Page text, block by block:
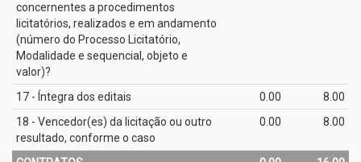
concernentes a procedimentos
licitatórios, realizados e em andamento
(número do Processo Licitatório,
Modalidade e sequencial, objeto e
valor)?
17 - Íntegra dos editais 0.00
8.00
18 - Vencedor(es) da licitação ou outro
resultado, conforme o caso
0.00 8.00